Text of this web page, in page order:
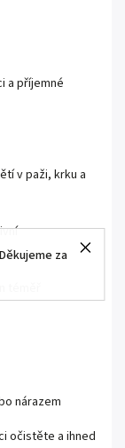
za
a příjemné
v paži, krku a
nárazem
očistěte a ihned